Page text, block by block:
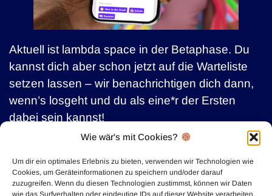
Wie wär's mit Cookies?
Um dir ein optimales Erlebnis zu bieten, verwenden wir Technologien wie
Cookies, um Geräteinformationen zu speichern und/oder darauf
zuzugreifen. Wenn du diesen Technologien zustimmst, können wir Daten
wie das Surfverhalten oder eindeutige IDs auf dieser Website verarbeiten.
Aktuell ist lambda space in der Betaphase. Du
kannst dich aber schon jetzt auf die Warteliste
setzen lassen – wir benachrichtigen dich dann,
wenn’s losgeht und du als eine*r der Ersten
dabei sein kannst!
Teste die Beta